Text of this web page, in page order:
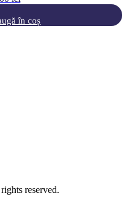
în coș
reserved.